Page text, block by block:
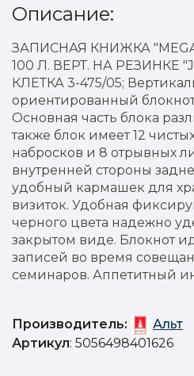
Описание:
ЗАПИСНАЯ КНИЖКА
100 Л. ВЕРТ. НА РЕЗИНКЕ
КЛЕТКА 3-475/05;
ориентированный
Основная часть блока
также блок имеет 12
набросков и 8 отрывных
внутренней стороны
удобный кармашек для
визиток. Удобная
черного цвета надежно
закрытом виде. Блокнот
записей во время
семинаров. Аппетитный
Производитель:
Альт
Артикул: 5056498401626